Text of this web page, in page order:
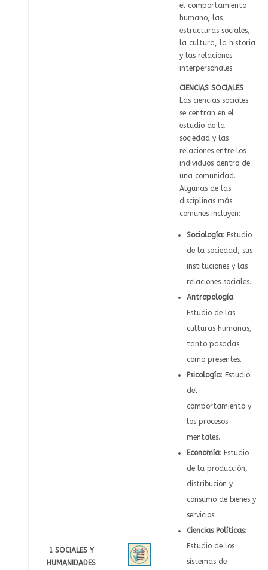
1 SOCIALES Y
HUMANIDADES
el comportamiento
humano, las
estructuras sociales,
la cultura, la historia
y las relaciones
interpersonales.
CIENCIAS SOCIALES
Las ciencias sociales
se centran en el
estudio de la
sociedad y las
relaciones entre los
individuos dentro de
una comunidad.
Algunas de las
disciplinas más
comunes incluyen:
Sociología: Estudio
de la sociedad, sus
instituciones y las
relaciones sociales.
Antropología:
Estudio de las
culturas humanas,
tanto pasadas
como presentes.
Psicología: Estudio
del
comportamiento y
los procesos
mentales.
Economía: Estudio
de la producción,
distribución y
consumo de bienes y
servicios.
Ciencias Políticas:
Estudio de los
sistemas de